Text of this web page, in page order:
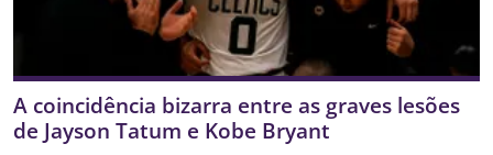
A coincidência bizarra entre as graves lesões
de Jayson Tatum e Kobe Bryant